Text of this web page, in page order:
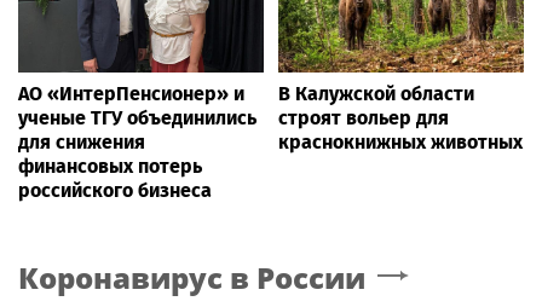
АО «ИнтерПенсионер» и
ученые ТГУ объединились
для снижения
финансовых потерь
российского бизнеса
В Калужской области
строят вольер для
краснокнижных животных
Коронавирус в России